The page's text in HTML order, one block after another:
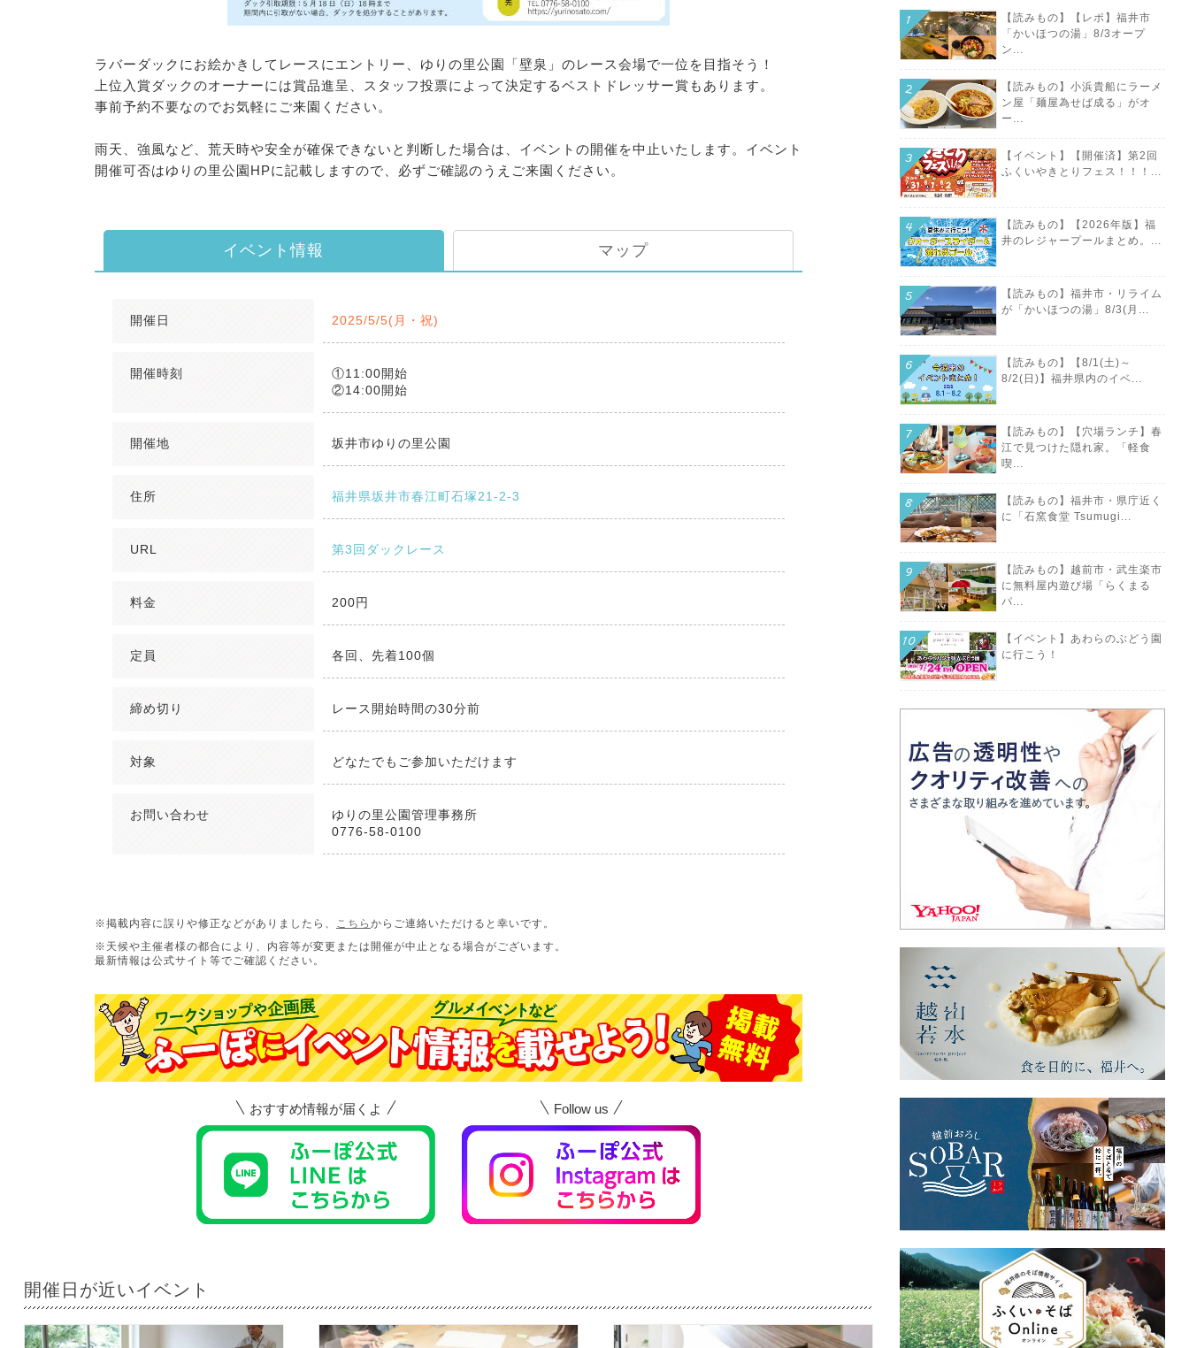
ラバーダックにお絵かきしてレースにエントリー、ゆりの里公園「壁泉」のレース会場で一位を目指そう！
上位入賞ダックのオーナーには賞品進呈、スタッフ投票によって決定するベストドレッサー賞もあります。
事前予約不要なのでお気軽にご来園ください。
雨天、強風など、荒天時や安全が確保できないと判断した場合は、イベントの開催を中止いたします。イベント
開催可否はゆりの里公園HPに記載しますので、必ずご確認のうえご来園ください。
イベント情報 マップ
開催日 2025/5/5(月・祝)
開催時刻
①11:00開始
②14:00開始
開催地 坂井市ゆりの里公園
住所 福井県坂井市春江町石塚21-2-3
URL 第3回ダックレース
料金 200円
定員 各回、先着100個
締め切り レース開始時間の30分前
対象 どなたでもご参加いただけます
お問い合わせ
ゆりの里公園管理事務所
0776-58-0100
※掲載内容に誤りや修正などがありましたら、 こちら からご連絡いただけると幸いです。
※天候や主催者様の都合により、内容等が変更または開催が中止となる場合がございます。
最新情報は公式サイト等でご確認ください。
おすすめ情報が届くよ Follow us
開催日が近いイベント
【読みもの】【レポ】福井市
「かいほつの湯」8/3オープ
ン...
【読みもの】小浜貴船にラーメ
ン屋「麺屋為せば成る」がオ
ー...
【イベント】【開催済】第2回
ふくいやきとりフェス！！！...
【読みもの】【2026年版】福
井のレジャープールまとめ。...
【読みもの】福井市・リライム
が「かいほつの湯」8/3(月...
【読みもの】【8/1(土)～
8/2(日)】福井県内のイベ...
【読みもの】【穴場ランチ】春
江で見つけた隠れ家。「軽食
喫...
【読みもの】福井市・県庁近く
に「石窯食堂 Tsumugi...
【読みもの】越前市・武生楽市
に無料屋内遊び場「らくまる
パ...
【イベント】あわらのぶどう園
に行こう！